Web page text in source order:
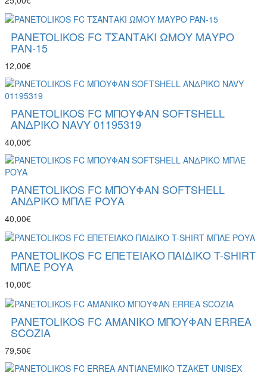
PANETOLIKOS FC ΤΣΑΝΤΑΚΙ ΩΜΟΥ ΜΑΥΡΟ
PAN-15
12,00€
PANETOLIKOS FC ΜΠΟΥΦΑΝ SOFTSHELL
ΑΝΔΡΙΚΟ NAVY 01195319
40,00€
PANETOLIKOS FC ΜΠΟΥΦΑΝ SOFTSHELL
ΑΝΔΡΙΚO ΜΠΛΕ ΡΟΥΑ
40,00€
PANETOLIKOS FC ΕΠΕΤΕΙΑΚΟ ΠΑΙΔΙΚΟ T-SHIRT
ΜΠΛΕ ΡΟΥΑ
10,00€
PANETOLIKOS FC ΑΜΑΝΙΚΟ ΜΠΟΥΦΑΝ ERREA
SCOZIA
79,50€